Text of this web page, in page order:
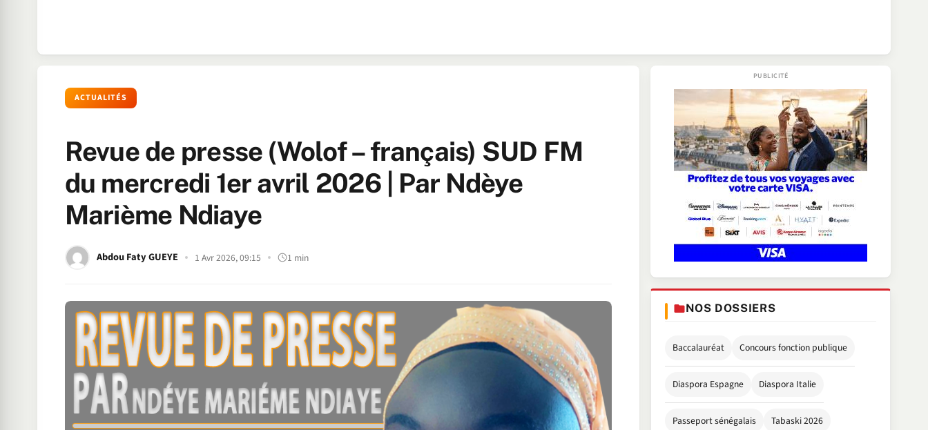
ACTUALITÉS
Revue de presse (Wolof – français) SUD FM
du mercredi 1er avril 2026 | Par Ndèye
Marième Ndiaye
Abdou Faty GUEYE 1 Avr 2026, 09:15 1 min
NOS DOSSIERS
Baccalauréat Concours fonction publique
Diaspora Espagne Diaspora Italie
Passeport sénégalais Tabaski 2026